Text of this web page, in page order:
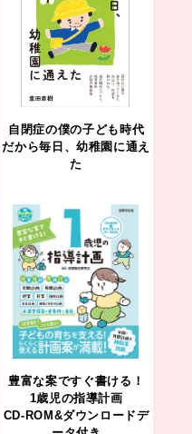
自閉症の僕の子ども時代
だから毎日、幼稚園に通え
た
豊富な案ですぐ書ける！
1歳児の指導計画
CD-ROM&ダウンロードデ